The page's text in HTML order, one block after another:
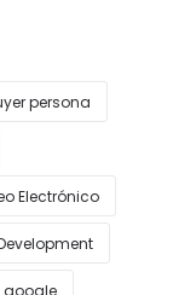
persona
Electrónico